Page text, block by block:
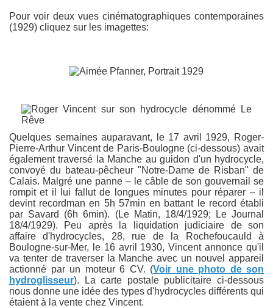
Pour voir deux vues cinématographiques contemporaines
(1929) cliquez sur les imagettes:
Quelques semaines auparavant, le 17 avril 1929, Roger-
Pierre-Arthur Vincent de Paris-Boulogne (ci-dessous) avait
également traversé la Manche au guidon d'un hydrocycle,
convoyé du bateau-pêcheur "Notre-Dame de Risban" de
Calais. Malgré une panne – le câble de son gouvernail se
rompit et il lui fallut de longues minutes pour réparer – il
devint recordman en 5h 57minen battant le record établi
par Savard (6h 6min). (Le Matin, 18/4/1929; Le Journal
18/4/1929). Peu après la liquidation judiciaire de son
affaire d'hydrocycles, 28, rue de la Rochefoucauld à
Boulogne-sur-Mer, le 16 avril 1930, Vincent annonce qu'il
va tenter de traverser la Manche avec un nouvel appareil
actionné par un moteur 6 CV. (Voir une photo de son
hydroglisseur). La carte postale publicitaire ci-dessous
nous donne une idée des types d'hydrocycles différents qui
étaient à la vente chez Vincent.